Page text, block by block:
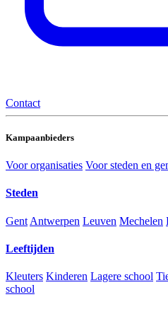
Contact
Kampaanbieders
Voor organisaties Voor steden en
Steden
Gent Antwerpen Leuven Mechelen
Leeftijden
Kleuters Kinderen Lagere school
school